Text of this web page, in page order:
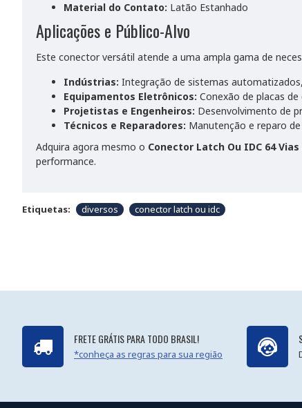
Material do Contato: Latão Estanhado
Aplicações e Público-Alvo
Este conector versátil atende a uma ampla gama de
Indústrias: Integração de sistemas
Equipamentos Eletrônicos: Conexão de placas
Projetistas e Engenheiros: Desenvolvimento de
Técnicos e Reparadores: Manutenção e reparo
Adquira agora mesmo o Conector Latch Ou IDC 64 Vias
performance.
Etiquetas: diversos conector latch ou idc
FRETE GRÁTIS PARA TODO BRASIL!
*conheça as regras para sua região